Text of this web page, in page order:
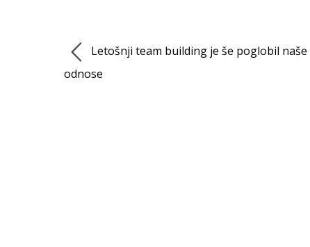
Letošnji team building je še poglobil naše
odnose